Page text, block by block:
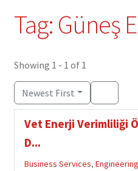
Tag: Güneş
Showing 1 - 1 of 1
Newest First
Vet Enerji Verimliliği
D...
Business Services,